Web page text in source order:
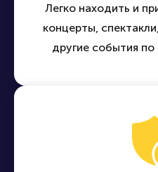
Легко находить и
концерты,
другие события